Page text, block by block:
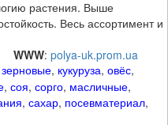
растения. Выше
Весь ассортимент и
WWW:polya-uk.prom.ua
зерновые, кукуруза,овёс,
,соя,сорго, масличные,
,сахар, посевматериал,